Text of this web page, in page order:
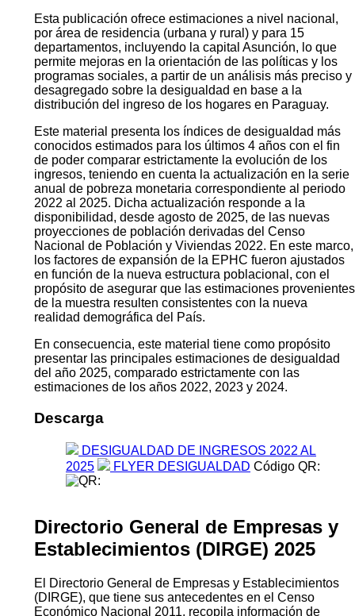
Esta publicación ofrece estimaciones a nivel nacional,
por área de residencia (urbana y rural) y para 15
departamentos, incluyendo la capital Asunción, lo que
permite mejoras en la orientación de las políticas y los
programas sociales, a partir de un análisis más preciso y
desagregado sobre la desigualdad en base a la
distribución del ingreso de los hogares en Paraguay.
Este material presenta los índices de desigualdad más
conocidos estimados para los últimos 4 años con el fin
de poder comparar estrictamente la evolución de los
ingresos, teniendo en cuenta la actualización en la serie
anual de pobreza monetaria correspondiente al periodo
2022 al 2025. Dicha actualización responde a la
disponibilidad, desde agosto de 2025, de las nuevas
proyecciones de población derivadas del Censo
Nacional de Población y Viviendas 2022. En este marco,
los factores de expansión de la EPHC fueron ajustados
en función de la nueva estructura poblacional, con el
propósito de asegurar que las estimaciones provenientes
de la muestra resulten consistentes con la nueva
realidad demográfica del País.
En consecuencia, este material tiene como propósito
presentar las principales estimaciones de desigualdad
del año 2025, comparado estrictamente con las
estimaciones de los años 2022, 2023 y 2024.
Descarga
DESIGUALDAD DE INGRESOS 2022 AL
2025
FLYER DESIGUALDAD Código QR:
Directorio General de Empresas y
Establecimientos (DIRGE) 2025
El Directorio General de Empresas y Establecimientos
(DIRGE), que tiene sus antecedentes en el Censo
Económico Nacional 2011, recopila información de